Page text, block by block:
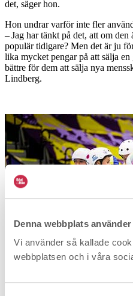
Denna webbplats
Vi använder så kallade
webbplatsen och i våra
det, säger hon.
Hon undrar varför inte fler
– Jag har tänkt på det, att om
populär tidigare? Men det är ju
lika mycket pengar på att sälja
bättre för dem att sälja nya
Lindberg.